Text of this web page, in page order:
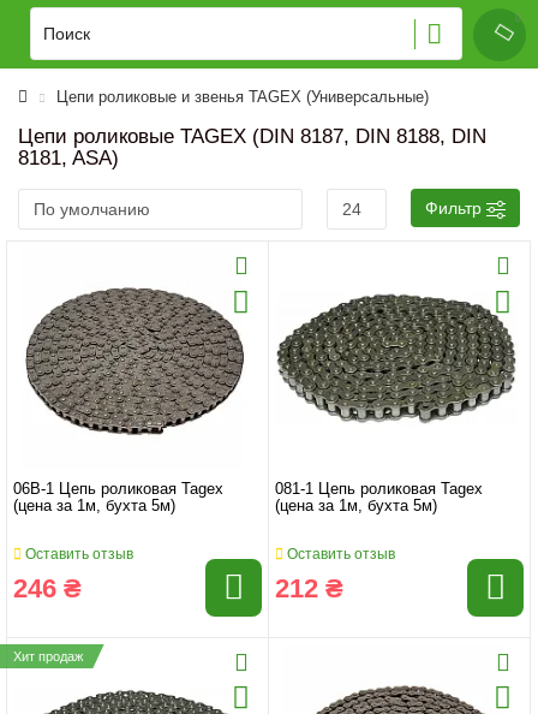
Цепи роликовые и звенья TAGEX (Универсальные)
Цепи роликовые TAGEX (DIN 8187, DIN 8188, DIN
8181, ASA)
Фильтр
06B-1 Цепь роликовая Tagex
(цена за 1м, бухта 5м)
Оставить отзыв
246 ₴
081-1 Цепь роликовая Tagex
(цена за 1м, бухта 5м)
Оставить отзыв
212 ₴
Хит продаж